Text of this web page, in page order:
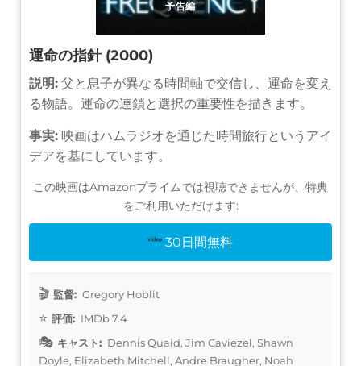
予告編
運命の指針 (2000)
説明: 父と息子が異なる時間軸で交信し、運命を変え
る物語。運命の連鎖と選択の重要性を描きます。
事実: 映画はハムラジオを通じた時間旅行というアイ
デアを基にしています。
この映画はAmazonプライムでは視聴できませんが、特典
をご利用いただけます:
30日間無料
監督: Gregory Hoblit
評価: IMDb 7.4
キャスト: Dennis Quaid, Jim Caviezel, Shawn
Doyle, Elizabeth Mitchell, Andre Braugher, Noah